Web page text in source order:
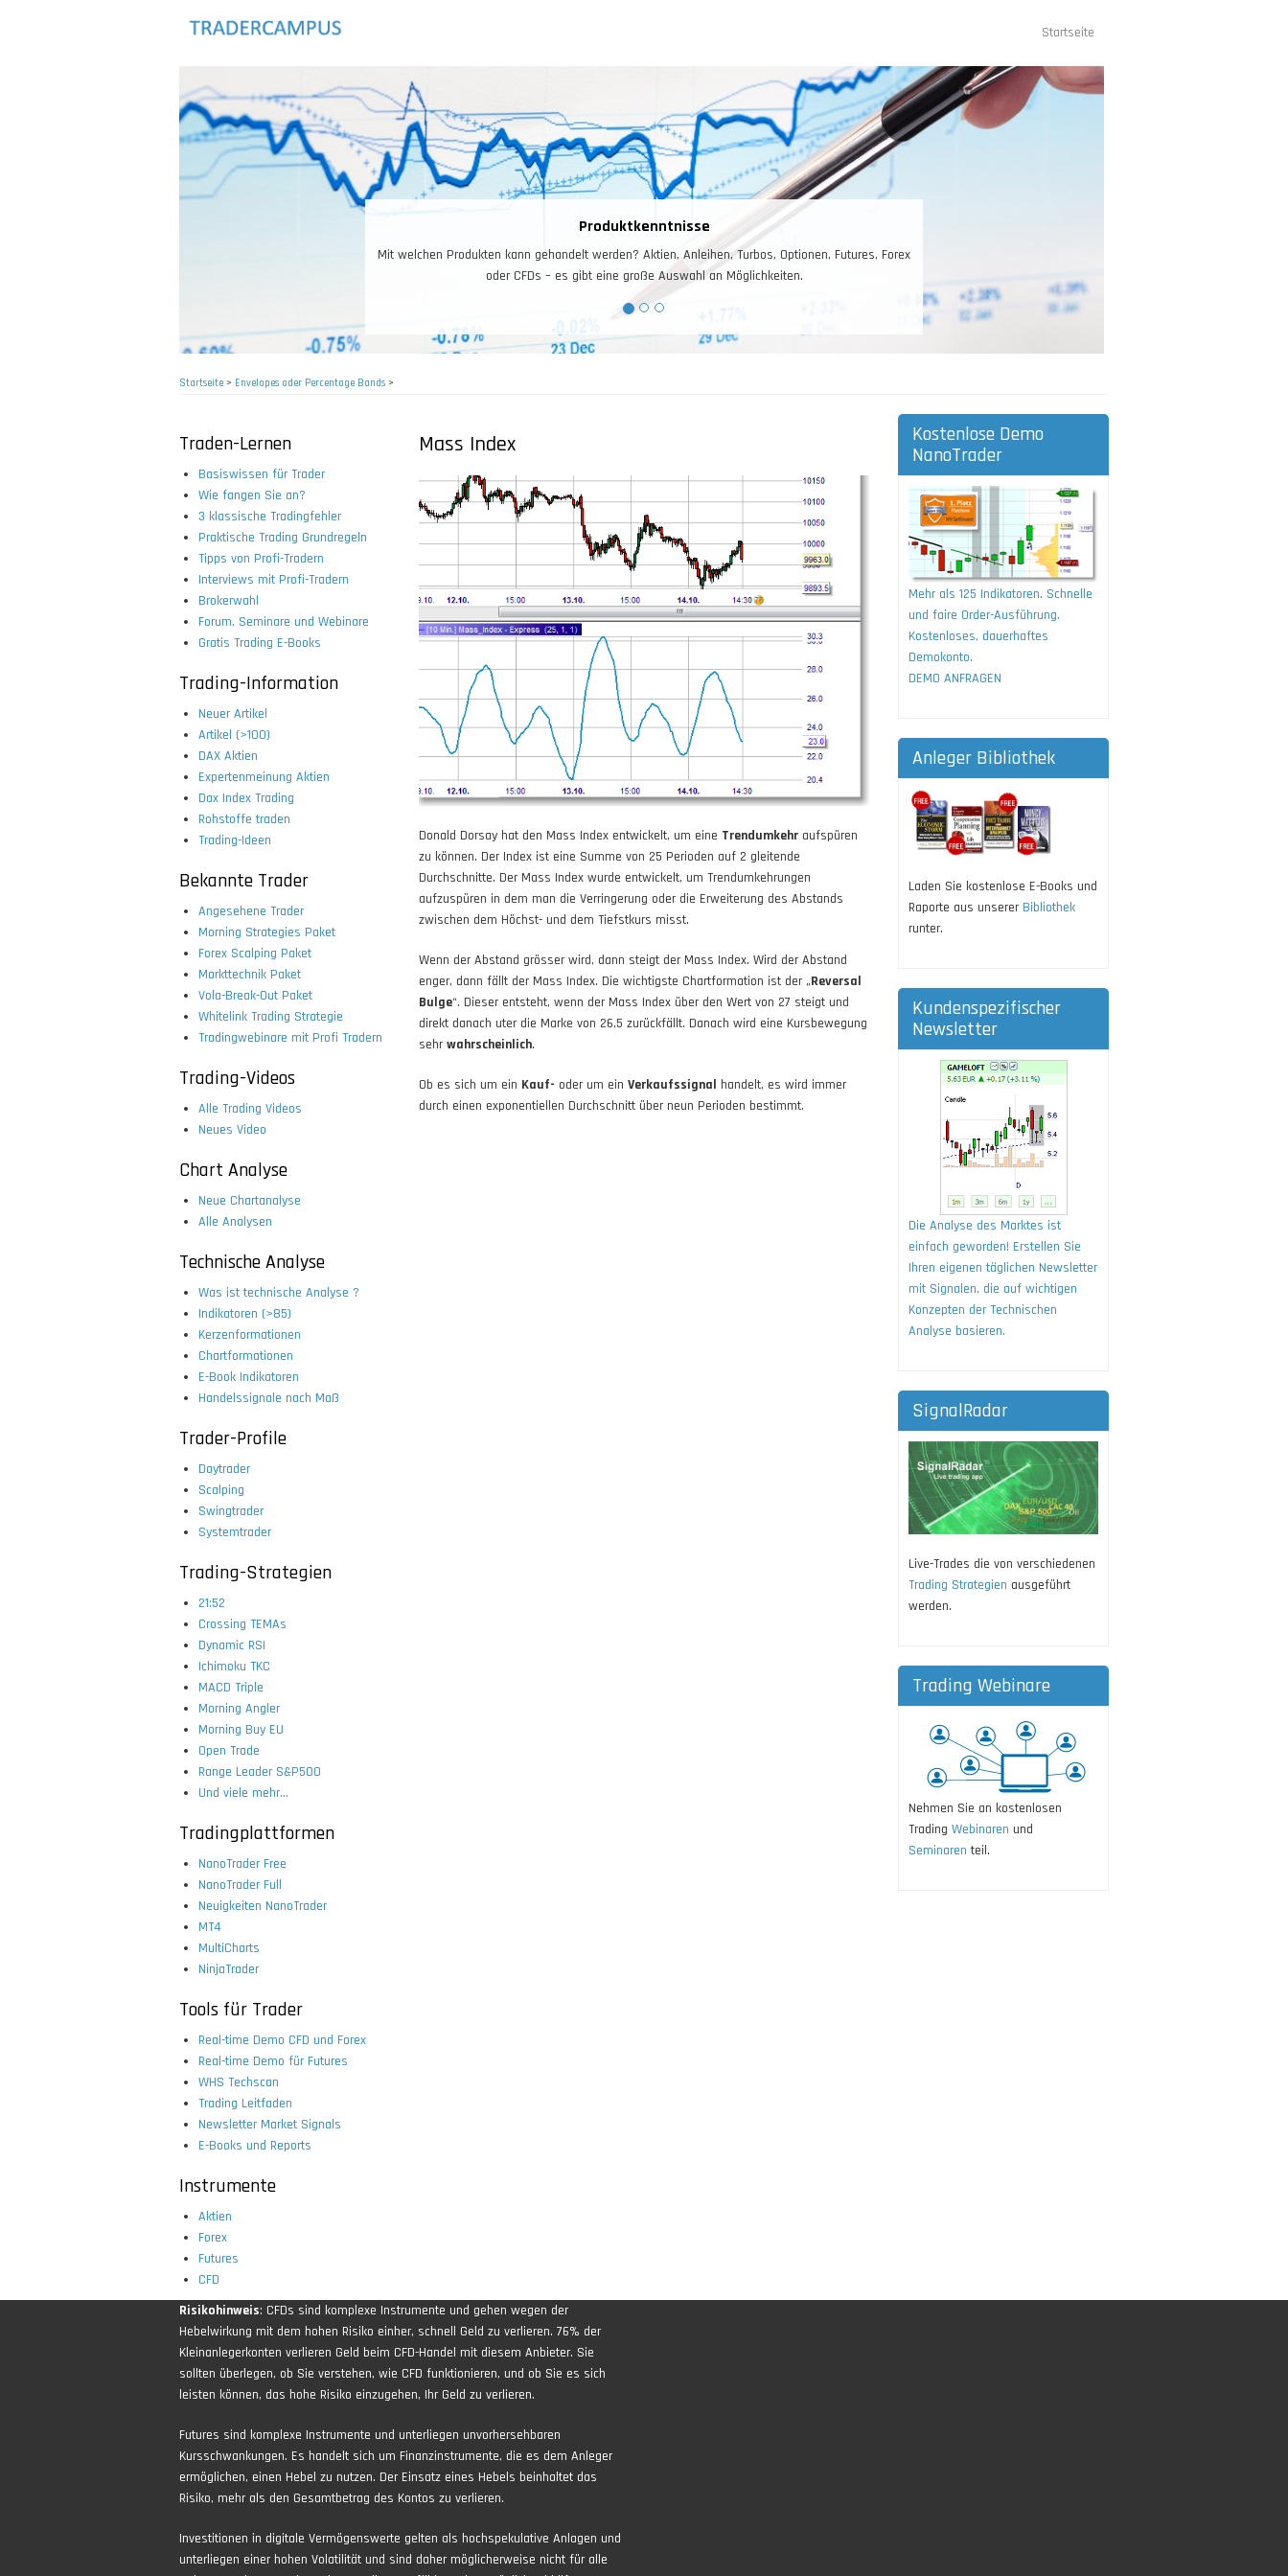
Startseite
Produktkenntnisse
Mit welchen Produkten kann gehandelt werden? Aktien, Anleihen, Turbos, Optionen, Futures, Forex
oder CFDs – es gibt eine große Auswahl an Möglichkeiten.
Startseite> Envelopes oder Percentage Bands >
Traden-Lernen
Basiswissen für Trader
Wie fangen Sie an?
3 klassische Tradingfehler
Praktische Trading Grundregeln
Tipps von Profi-Tradern
Interviews mit Profi-Tradern
Brokerwahl
Forum, Seminare und Webinare
Gratis Trading E-Books
Trading-Information
Neuer Artikel
Artikel (>100)
DAX Aktien
Expertenmeinung Aktien
Dax Index Trading
Rohstoffe traden
Trading-Ideen
Bekannte Trader
Angesehene Trader
Morning Strategies Paket
Forex Scalping Paket
Markttechnik Paket
Vola-Break-Out Paket
Whitelink Trading Strategie
Tradingwebinare mit Profi Tradern
Trading-Videos
Alle Trading Videos
Neues Video
Chart Analyse
Neue Chartanalyse
Alle Analysen
Technische Analyse
Was ist technische Analyse ?
Indikatoren (>85)
Kerzenformationen
Chartformationen
E-Book Indikatoren
Handelssignale nach Maß
Trader-Profile
Daytrader
Scalping
Swingtrader
Systemtrader
Trading-Strategien
21:52
Crossing TEMAs
Dynamic RSI
Ichimoku TKC
MACD Triple
Morning Angler
Morning Buy EU
Open Trade
Range Leader S&P500
Und viele mehr...
Tradingplattformen
NanoTrader Free
NanoTrader Full
Neuigkeiten NanoTrader
MT4
MultiCharts
NinjaTrader
Tools für Trader
Real-time Demo CFD und Forex
Real-time Demo für Futures
WHS Techscan
Trading Leitfaden
Newsletter Market Signals
E-Books und Reports
Instrumente
Aktien
Forex
Futures
CFD
Mass Index
Donald Dorsay hat den Mass Index entwickelt, um eine Trendumkehr aufspüren
zu können. Der Index ist eine Summe von 25 Perioden auf 2 gleitende
Durchschnitte. Der Mass Index wurde entwickelt, um Trendumkehrungen
aufzuspüren in dem man die Verringerung oder die Erweiterung des Abstands
zwischen dem Höchst- und dem Tiefstkurs misst.
Wenn der Abstand grösser wird, dann steigt der Mass Index. Wird der Abstand
enger, dann fällt der Mass Index. Die wichtigste Chartformation ist der „Reversal
Bulge“. Dieser entsteht, wenn der Mass Index über den Wert von 27 steigt und
direkt danach uter die Marke von 26,5 zurückfällt. Danach wird eine Kursbewegung
sehrwahrscheinlich.
Ob es sich um ein Kauf- oder um ein Verkaufssignal handelt, es wird immer
durch einen exponentiellen Durchschnitt über neun Perioden bestimmt.
Kostenlose Demo
NanoTrader
Mehr als 125 Indikatoren. Schnelle
und faire Order-Ausführung.
Kostenloses, dauerhaftes
Demokonto.
DEMO ANFRAGEN
Anleger Bibliothek
Laden Sie kostenlose E-Books und
Raporte aus unserer Bibliothek
runter.
Kundenspezifischer
Newsletter
Die Analyse des Marktes ist
einfach geworden! Erstellen Sie
Ihren eigenen täglichen Newsletter
mit Signalen, die auf wichtigen
Konzepten der Technischen
Analyse basieren.
SignalRadar
Live-Trades die von verschiedenen
Trading Strategien ausgeführt
werden.
Trading Webinare
Nehmen Sie an kostenlosen
Trading Webinaren und
Seminaren teil.
Risikohinweis: CFDs sind komplexe Instrumente und gehen wegen der
Hebelwirkung mit dem hohen Risiko einher, schnell Geld zu verlieren. 76% der
Kleinanlegerkonten verlieren Geld beim CFD-Handel mit diesem Anbieter. Sie
sollten überlegen, ob Sie verstehen, wie CFD funktionieren, und ob Sie es sich
leisten können, das hohe Risiko einzugehen, Ihr Geld zu verlieren.
Futures sind komplexe Instrumente und unterliegen unvorhersehbaren
Kursschwankungen. Es handelt sich um Finanzinstrumente, die es dem Anleger
ermöglichen, einen Hebel zu nutzen. Der Einsatz eines Hebels beinhaltet das
Risiko, mehr als den Gesamtbetrag des Kontos zu verlieren.
Investitionen in digitale Vermögenswerte gelten als hochspekulative Anlagen und
unterliegen einer hohen Volatilität und sind daher möglicherweise nicht für alle